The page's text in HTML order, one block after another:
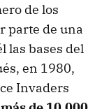
de los
parte de una
las bases del
en 1980,
Invaders